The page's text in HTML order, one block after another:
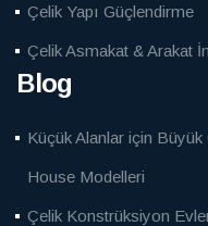
Çelik Yapı Güçlendirme
Çelik Asmakat & Arakat
Blog
Küçük Alanlar için
House Modelleri
Çelik Konstrüksiyon